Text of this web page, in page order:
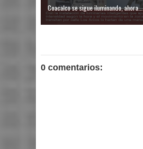
Coacalco se sigue iluminando, ahora...
0 comentarios: